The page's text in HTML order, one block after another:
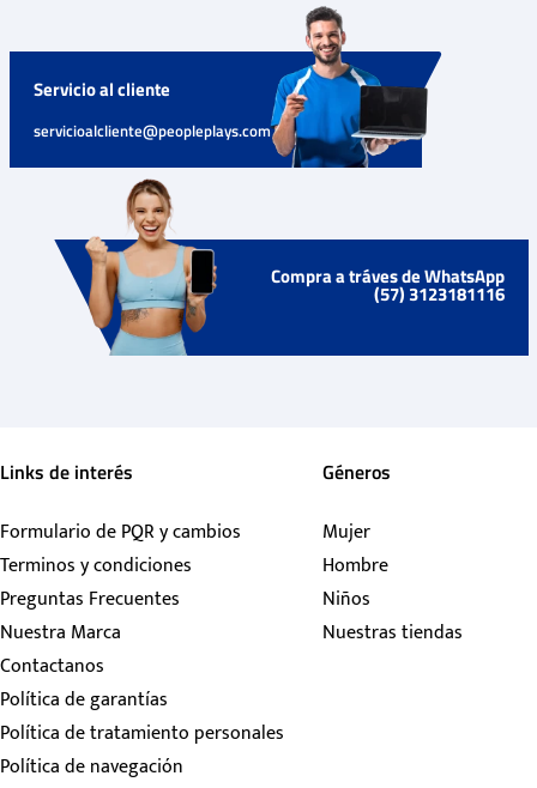
Servicio al cliente
servicioalcliente@peopleplays.com
Compra a tráves de WhatsApp
(57) 3123181116
Links de interés
Formulario de PQR y cambios
Terminos y condiciones
Preguntas Frecuentes
Nuestra Marca
Contactanos
Política de garantías
Política de tratamiento personales
Política de navegación
Géneros
Mujer
Hombre
Niños
Nuestras tiendas